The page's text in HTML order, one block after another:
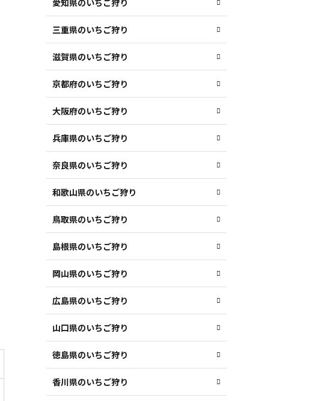
愛知県のいちご狩り
三重県のいちご狩り
滋賀県のいちご狩り
京都府のいちご狩り
大阪府のいちご狩り
兵庫県のいちご狩り
奈良県のいちご狩り
和歌山県のいちご狩り
鳥取県のいちご狩り
島根県のいちご狩り
岡山県のいちご狩り
広島県のいちご狩り
山口県のいちご狩り
徳島県のいちご狩り
香川県のいちご狩り